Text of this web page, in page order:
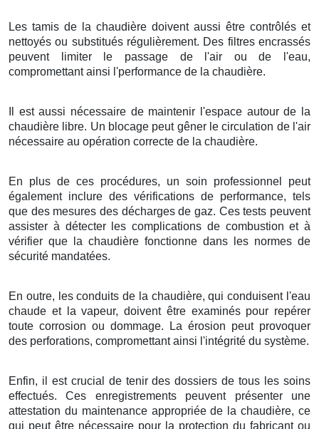
Les tamis de la chaudière doivent aussi être contrôlés et
nettoyés ou substitués régulièrement. Des filtres encrassés
peuvent limiter le passage de l'air ou de l'eau,
compromettant ainsi l'performance de la chaudière.
Il est aussi nécessaire de maintenir l'espace autour de la
chaudière libre. Un blocage peut gêner le circulation de l'air
nécessaire au opération correcte de la chaudière.
En plus de ces procédures, un soin professionnel peut
également inclure des vérifications de performance, tels
que des mesures des décharges de gaz. Ces tests peuvent
assister à détecter les complications de combustion et à
vérifier que la chaudière fonctionne dans les normes de
sécurité mandatées.
En outre, les conduits de la chaudière, qui conduisent l'eau
chaude et la vapeur, doivent être examinés pour repérer
toute corrosion ou dommage. La érosion peut provoquer
des perforations, compromettant ainsi l'intégrité du système.
Enfin, il est crucial de tenir des dossiers de tous les soins
effectués. Ces enregistrements peuvent présenter une
attestation du maintenance appropriée de la chaudière, ce
qui peut être nécessaire pour la protection du fabricant ou